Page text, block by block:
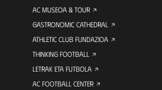
AC MUSEOA & TOUR
GASTRONOMIC CATHEDRAL
ATHLETIC CLUB FUNDAZIOA
THINKING FOOTBALL
LETRAK ETA FUTBOLA
AC FOOTBALL CENTER